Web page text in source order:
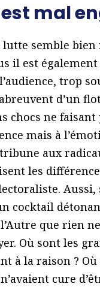
mal
lutte semble bien
il est également
trop
d’un
chocs ne faisant
mais à
aux
les
Aussi,
cocktail
que rien
Où sont les
à la raison ?
cure